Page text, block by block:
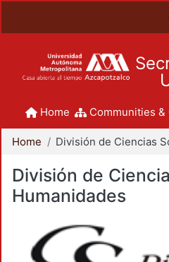
Home Communities
Home
División de
Humanidades